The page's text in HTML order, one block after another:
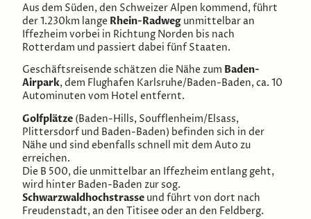
Aus dem Süden, den Schweizer Alpen kommend, führt
der 1.230km lange Rhein-Radweg unmittelbar an
Iffezheim vorbei in Richtung Norden bis nach
Rotterdam und passiert dabei fünf Staaten.
Geschäftsreisende schätzen die Nähe zum Baden-
Airpark, dem Flughafen Karlsruhe/Baden-Baden, ca. 10
Autominuten vom Hotel entfernt.
Golfplätze (Baden-Hills, Soufflenheim/Elsass,
Plittersdorf und Baden-Baden) befinden sich in der
Nähe und sind ebenfalls schnell mit dem Auto zu
erreichen.
Die B 500, die unmittelbar an Iffezheim entlang geht,
wird hinter Baden-Baden zur sog.
Schwarzwaldhochstrasse und führt von dort nach
Freudenstadt, an den Titisee oder an den Feldberg.